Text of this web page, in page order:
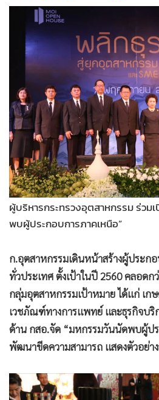
Good health & Well-being
Green Innovation & SD
Management & HR
MGR Live
Infographic
• การเมือง
• ท่องเที่ยว
•
กีฬา
• ต่างประเทศ
• Special Scoop
• เศรษฐกิจ-ธุรกิจ
• จีน
• อาชญากรรม
• Motoring
• เกม
• วิทยาศาสตร์
• SMEs
• หุ้น
• กองทุนรวม
ผู้บริหารกระทรวงอุตสาหกรรม ร่วม
พบผู้ประกอบการภาคเหนือ”
ก.อุตสาหกรรมเดินหน้าสร้างผู้ประก
ทั่วประเทศ ตั้งเป้าในปี 2560 คลอด
กลุ่มอุตสาหกรรมเป้าหมาย ได้แก่ เก
เวชภัณฑ์ทางการแพทย์ และธุรกิจบริ
ด้าน กสอ.จัด “มหกรรมวันนัดพบผู้ป
พัฒนาขีดความสามารถ แสดงตัวอย่า